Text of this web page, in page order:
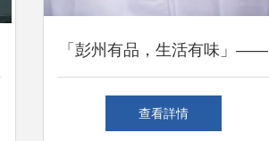
「彭州有品，生活有味」——
夏日里的文藝告白
查看詳情